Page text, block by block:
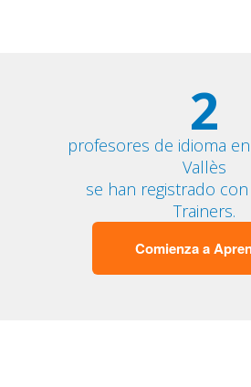
2
profesores de idioma
Vallès
se han registrado con
Trainers.
Comienza a